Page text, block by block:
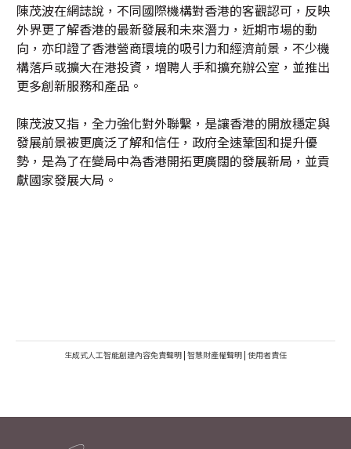
陳茂波在網誌說，不同國際機構對香港的客觀認可，反映
外界更了解香港的最新發展和未來潛力，近期市場的動
向，亦印證了香港營商環境的吸引力和經濟前景，不少機
構落戶或擴大在港投資，增聘人手和擴充辦公室，並推出
更多創新服務和產品。
陳茂波又指，全力強化對外聯繫，是讓香港的開放穩定與
發展前景被更廣泛了解和信任，政府全速鞏固和提升優
勢，是為了在變局中為香港開拓更廣闊的發展新局，並貢
獻國家發展大局。
生成式人工智能創建內容免責聲明 | 智慧財產權聲明 | 使用者責任